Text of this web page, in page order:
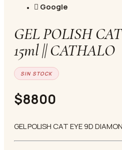
Google
GEL POLISH
15ml || CATHALO
SIN STOCK
$8800
GEL POLISH CAT EYE 9D